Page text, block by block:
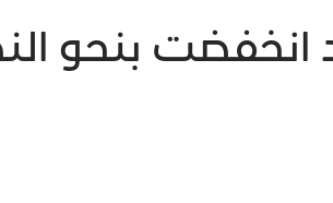
انخفضت بنحو